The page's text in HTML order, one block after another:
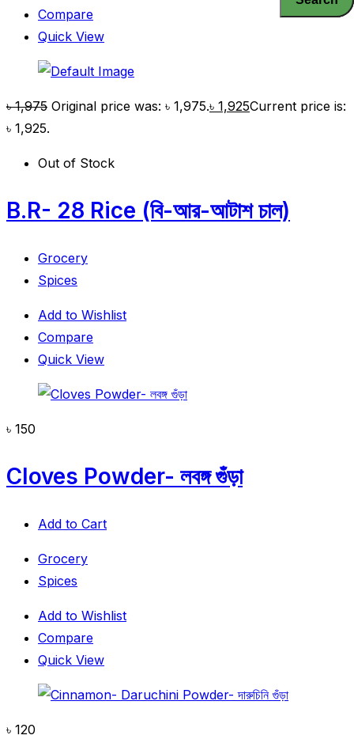
Compare
Quick View
৳1,975 Original price was: ৳ 1,975.৳ 1,925Current price is:
৳ 1,925.
Out of Stock
B.R- 28 Rice (বি-আর-আটাশ চাল)
Grocery
Spices
Add to Wishlist
Compare
Quick View
৳ 150
Cloves Powder- লবঙ্গ গুঁড়া
Add to Cart
Grocery
Spices
Add to Wishlist
Compare
Quick View
৳ 120